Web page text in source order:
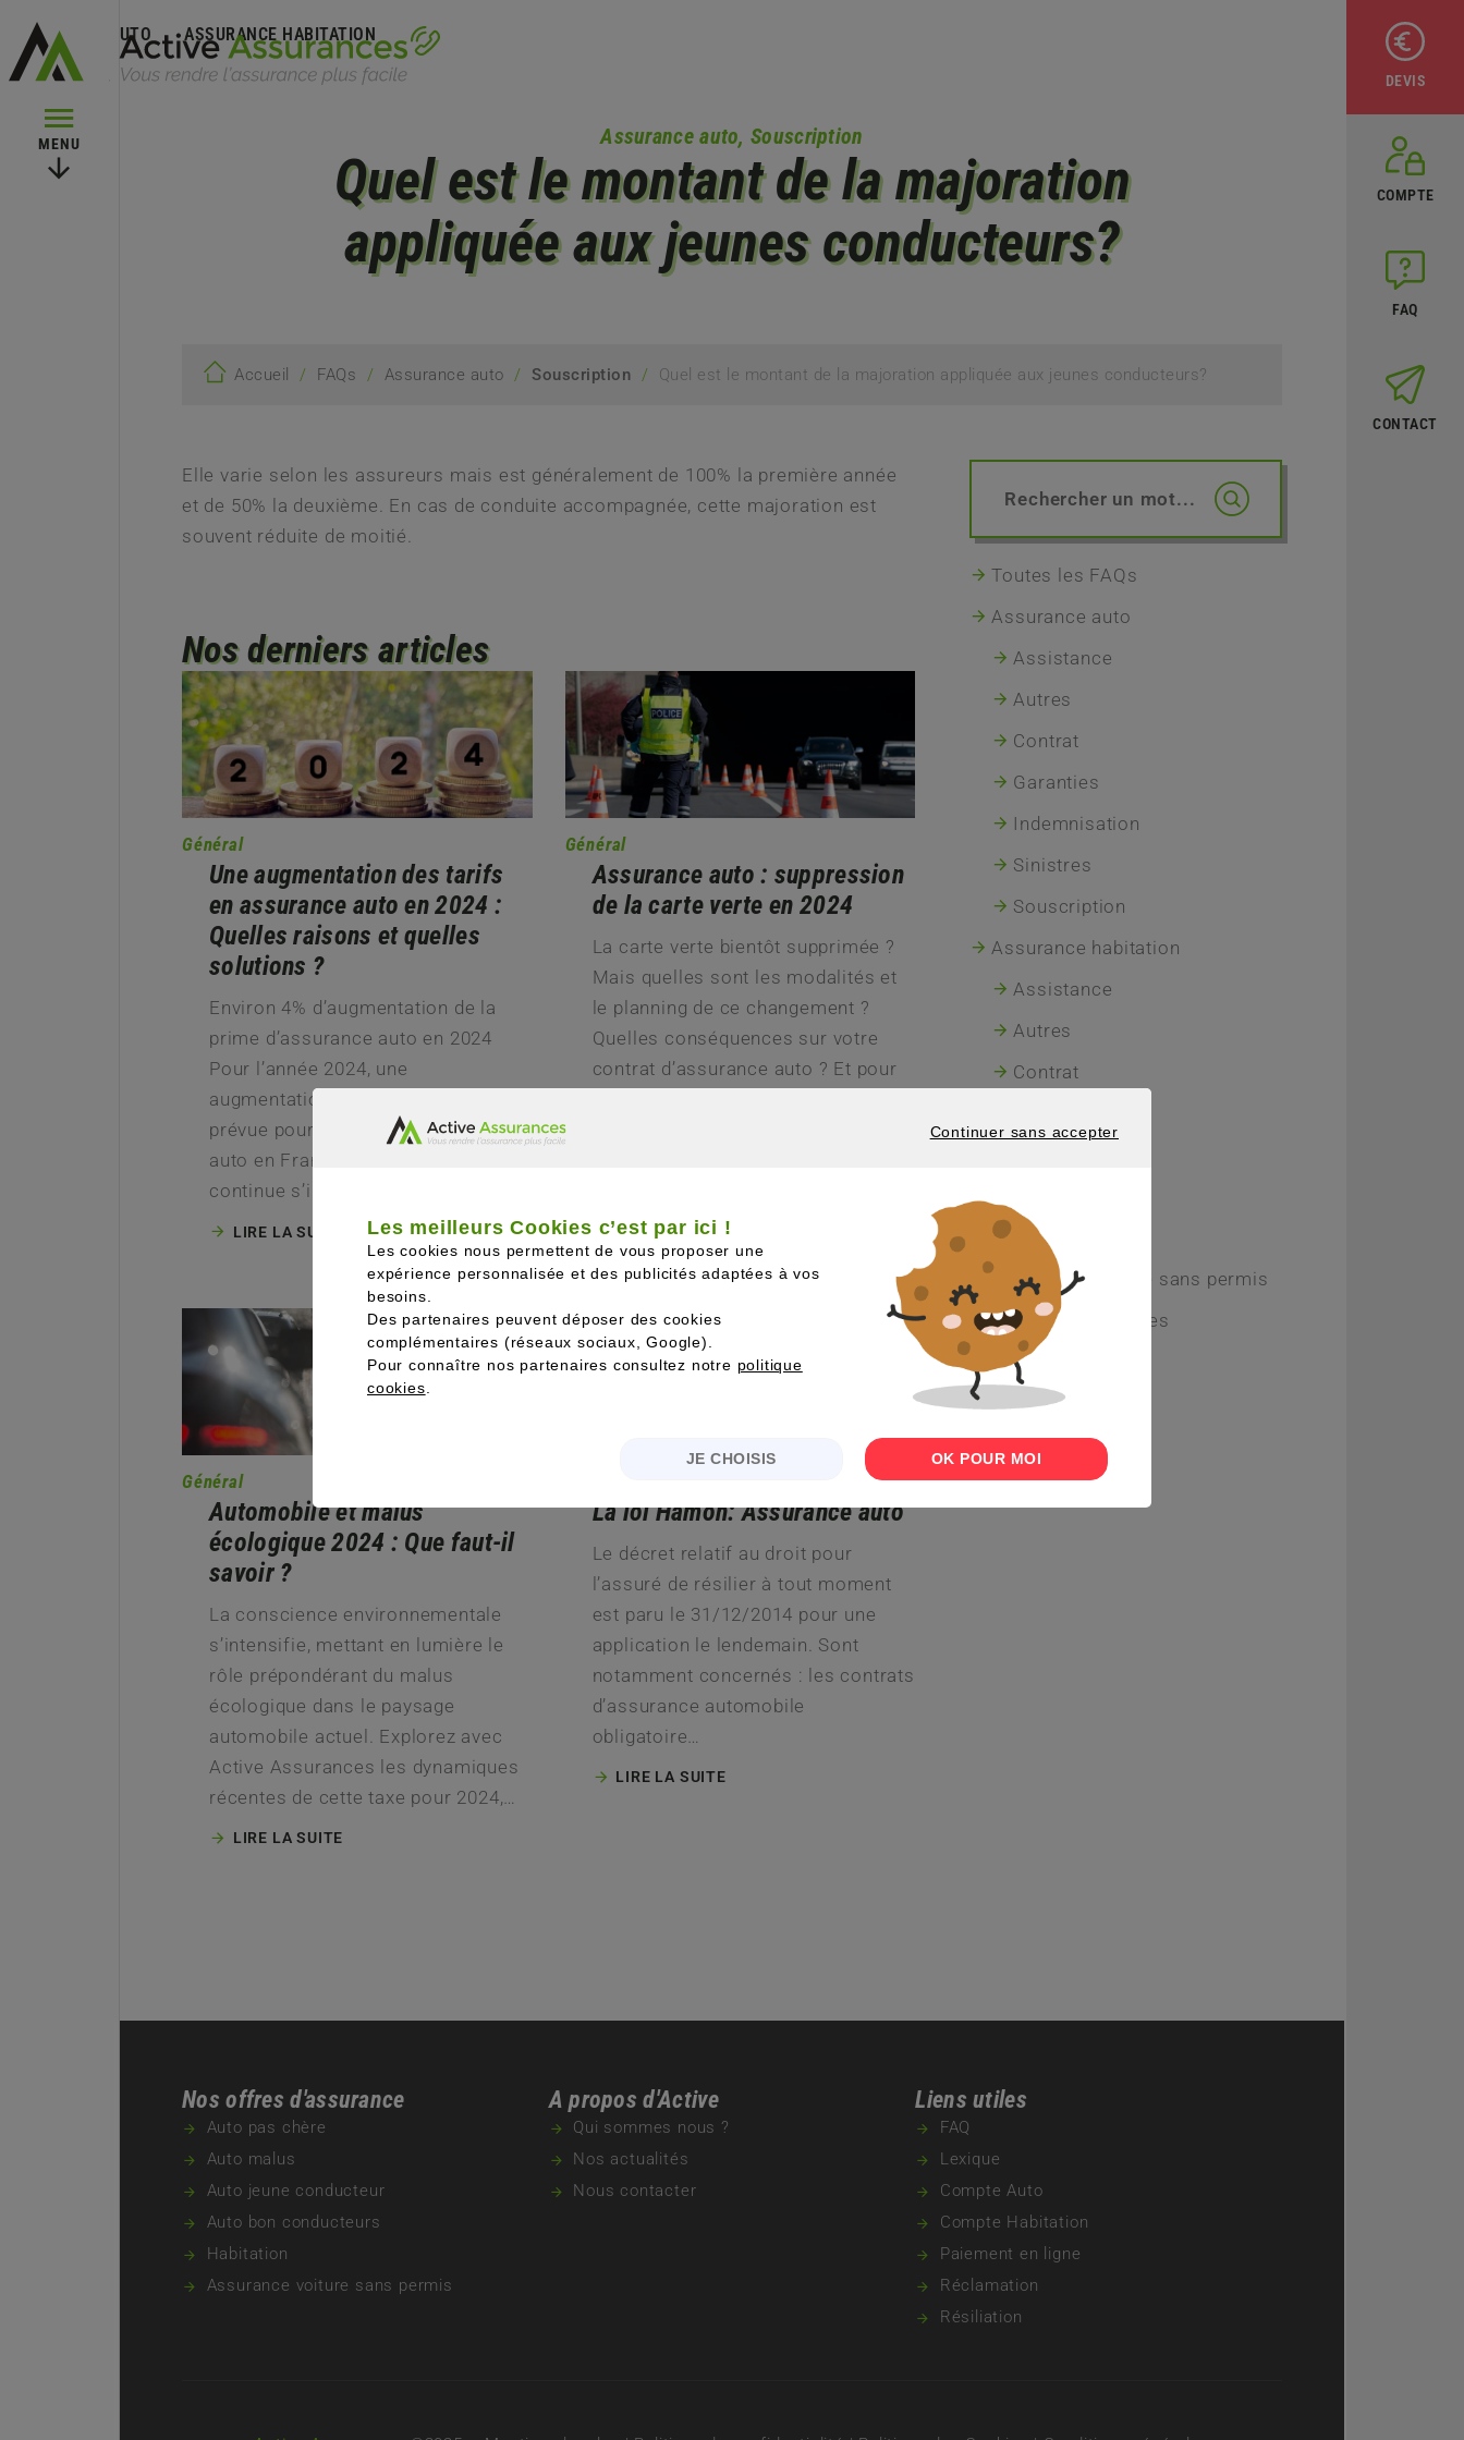
MENU
DEVIS
COMPTE
FAQ
CONTACT
ASSURANCE AUTO ASSURANCE HABITATION
Assurance auto,Souscription
Quel est le montant de la majoration
appliquée aux jeunes conducteurs?
Accueil / FAQs / Assurance auto / Souscription / Quel est le montant de la majoration appliquée aux jeunes conducteurs?
Elle varie selon les assureurs mais est généralement de 100% la première année
et de 50% la deuxième. En cas de conduite accompagnée, cette majoration est
souvent réduite de moitié.
Nos derniers articles
Général
Une augmentation des tarifs
en assurance auto en 2024 :
Quelles raisons et quelles
solutions ?
Environ 4% d’augmentation de la
prime d’assurance auto en 2024
Pour l’année 2024, une
augmentation significative est
prévue pour les primes d’assurance
auto en France. Cette hausse
continue s’inscrit dans…
LIRE LA SUITE
Général
Assurance auto : suppression
de la carte verte en 2024
La carte verte bientôt supprimée ?
Mais quelles sont les modalités et
le planning de ce changement ?
Quelles conséquences sur votre
contrat d’assurance auto ? Et pour
Général
Automobile et malus
écologique 2024 : Que faut-il
savoir ?
La conscience environnementale
s’intensifie, mettant en lumière le
rôle prépondérant du malus
écologique dans le paysage
automobile actuel. Explorez avec
Active Assurances les dynamiques
récentes de cette taxe pour 2024,…
LIRE LA SUITE
La loi Hamon: Assurance auto
Le décret relatif au droit pour
l’assuré de résilier à tout moment
est paru le 31/12/2014 pour une
application le lendemain. Sont
notamment concernés : les contrats
d’assurance automobile
obligatoire…
LIRE LA SUITE
Toutes les FAQs
Assurance auto
Assistance
Autres
Contrat
Garanties
Indemnisation
Sinistres
Souscription
Assurance habitation
Assistance
Autres
Contrat
Souscription
Assurance voiture sans permis
Les plus consultées
Nos offres d'assurance
Auto pas chère
Auto malus
Auto jeune conducteur
Auto bon conducteurs
Habitation
Assurance voiture sans permis
A propos d'Active
Qui sommes nous ?
Nos actualités
Nous contacter
Liens utiles
FAQ
Lexique
Compte Auto
Compte Habitation
Paiement en ligne
Réclamation
Résiliation
Continuer sans accepter
Les meilleurs Cookies c’est par ici !
Les cookies nous permettent de vous proposer une
expérience personnalisée et des publicités adaptées à vos
besoins.
Des partenaires peuvent déposer des cookies
complémentaires (réseaux sociaux, Google).
Pour connaître nos partenaires consultez notre politique
cookies
JE CHOISIS OK POUR MOI